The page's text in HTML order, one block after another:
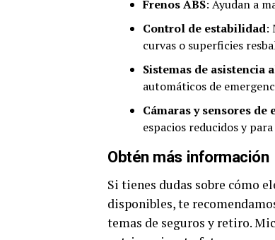
Frenos ABS: Ayudan a
Control de estabilidad:
curvas o superficies
Sistemas de asistencia
automáticos de
Cámaras y sensores
espacios reducidos y
Obtén más información
Si tienes dudas sobre cómo
disponibles, te
temas de seguros y retiro.